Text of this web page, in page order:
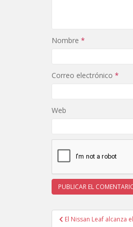
Nombre *
Correo electrónico *
Web
Navegación
El Nissan Leaf alcanza